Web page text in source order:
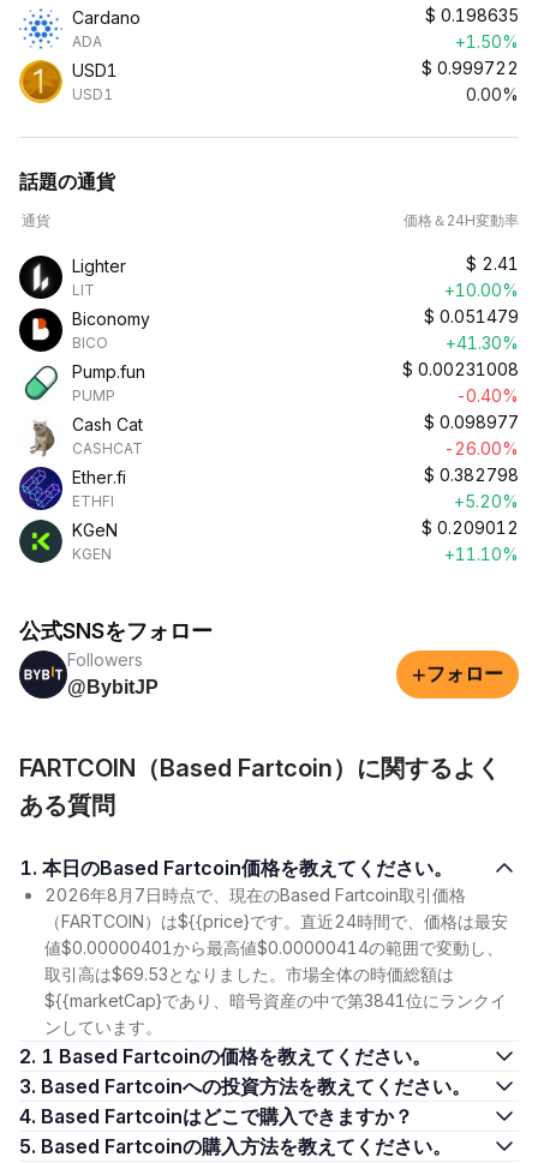
Cardano
ADA
$ 0.198635
+1.50%
USD1
USD1
$ 0.999722
0.00%
話題の通貨
通貨 価格＆24H変動率
Lighter
LIT
$ 2.41
+10.00%
Biconomy
BICO
$ 0.051479
+41.30%
Pump.fun
PUMP
$ 0.00231008
-0.40%
Cash Cat
CASHCAT
$ 0.098977
-26.00%
Ether.fi
ETHFI
$ 0.382798
+5.20%
KGeN
KGEN
$ 0.209012
+11.10%
公式SNSをフォロー
Followers
@BybitJP
+フォロー
FARTCOIN（Based Fartcoin）に関するよく
ある質問
1. 本日のBased Fartcoin価格を教えてください。
2026年8月7日時点で、現在のBased Fartcoin取引価格
（FARTCOIN）は${{price}です。直近24時間で、価格は最安
値$0.00000401から最高値$0.00000414の範囲で変動し、
取引高は$69.53となりました。市場全体の時価総額は
${{marketCap}であり、暗号資産の中で第3841位にランクイ
ンしています。
2. 1 Based Fartcoinの価格を教えてください。
3. Based Fartcoinへの投資方法を教えてください。
4. Based Fartcoinはどこで購入できますか？
5. Based Fartcoinの購入方法を教えてください。